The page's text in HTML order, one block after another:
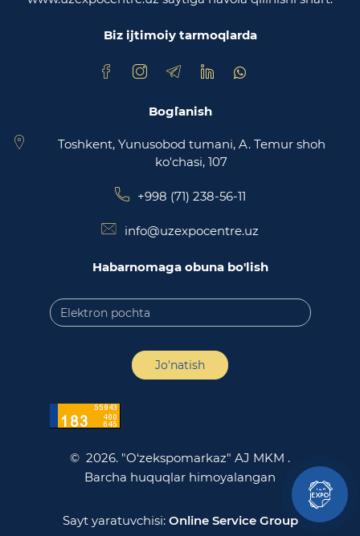
Trade Uzbekistan milliy eksportbop savdo
Biz ijtimoiy tarmoqlarda
Bog`lanish
Toshkent, Yunusobod tumani, A. Temur shoh
ko'chasi, 107
+998 (71) 238-56-11
info@uzexpocentre.uz
Habarnomaga obuna bo'lish
Jo'natish
© 2026. "O‘zekspomarkaz" AJ MKM .
Barcha huquqlar himoyalangan
Sayt yaratuvchisi: Online Service Group